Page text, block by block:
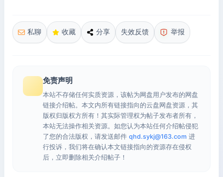
私聊 收藏 分享 失效反馈 举报
免责声明
本站不存储任何实质资源，该帖为网盘用户发布的网盘
链接介绍帖。本文内所有链接指向的云盘网盘资源，其
版权归版权方所有！其实际管理权为帖子发布者所有，
本站无法操作相关资源。如您认为本站任何介绍帖侵犯
了您的合法版权，请发送邮件 qhd.sykj@163.com 进
行投诉，我们将在确认本文链接指向的资源存在侵权
后，立即删除相关介绍帖子！